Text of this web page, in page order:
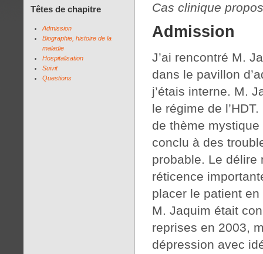
Têtes de chapitre
Admission
Biographie, histoire de la
maladie
Hospitalisation
Suivit
Questions
Cas clinique
Admission
J’ai rencontré M.
dans le pavillon
j’étais interne. M.
le régime de
de thème
conclu à des
probable. Le délire
réticence
placer le patient
M. Jaquim était
reprises en 2003,
dépression avec